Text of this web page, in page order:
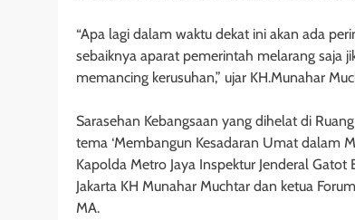
“Apa lagi dalam waktu dekat ini akan ada
sebaiknya aparat pemerintah melarang saja
memancing kerusuhan,” ujar KH.Munahar
Sarasehan Kebangsaan yang dihelat di
tema ‘Membangun Kesadaran Umat dalam
Kapolda Metro Jaya Inspektur Jenderal
Jakarta KH Munahar Muchtar dan ketua
MA.